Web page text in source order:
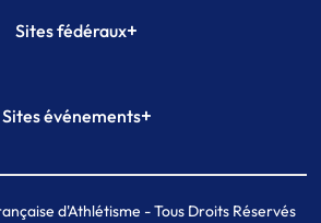
Sites fédéraux+
Plateforme Formation
Sites événements+
de Paris indoor
MAIF Ekiden de Paris
d'Athlétisme - Tous Droits Réservés